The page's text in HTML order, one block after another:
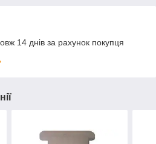
14 днів за рахунок покупця